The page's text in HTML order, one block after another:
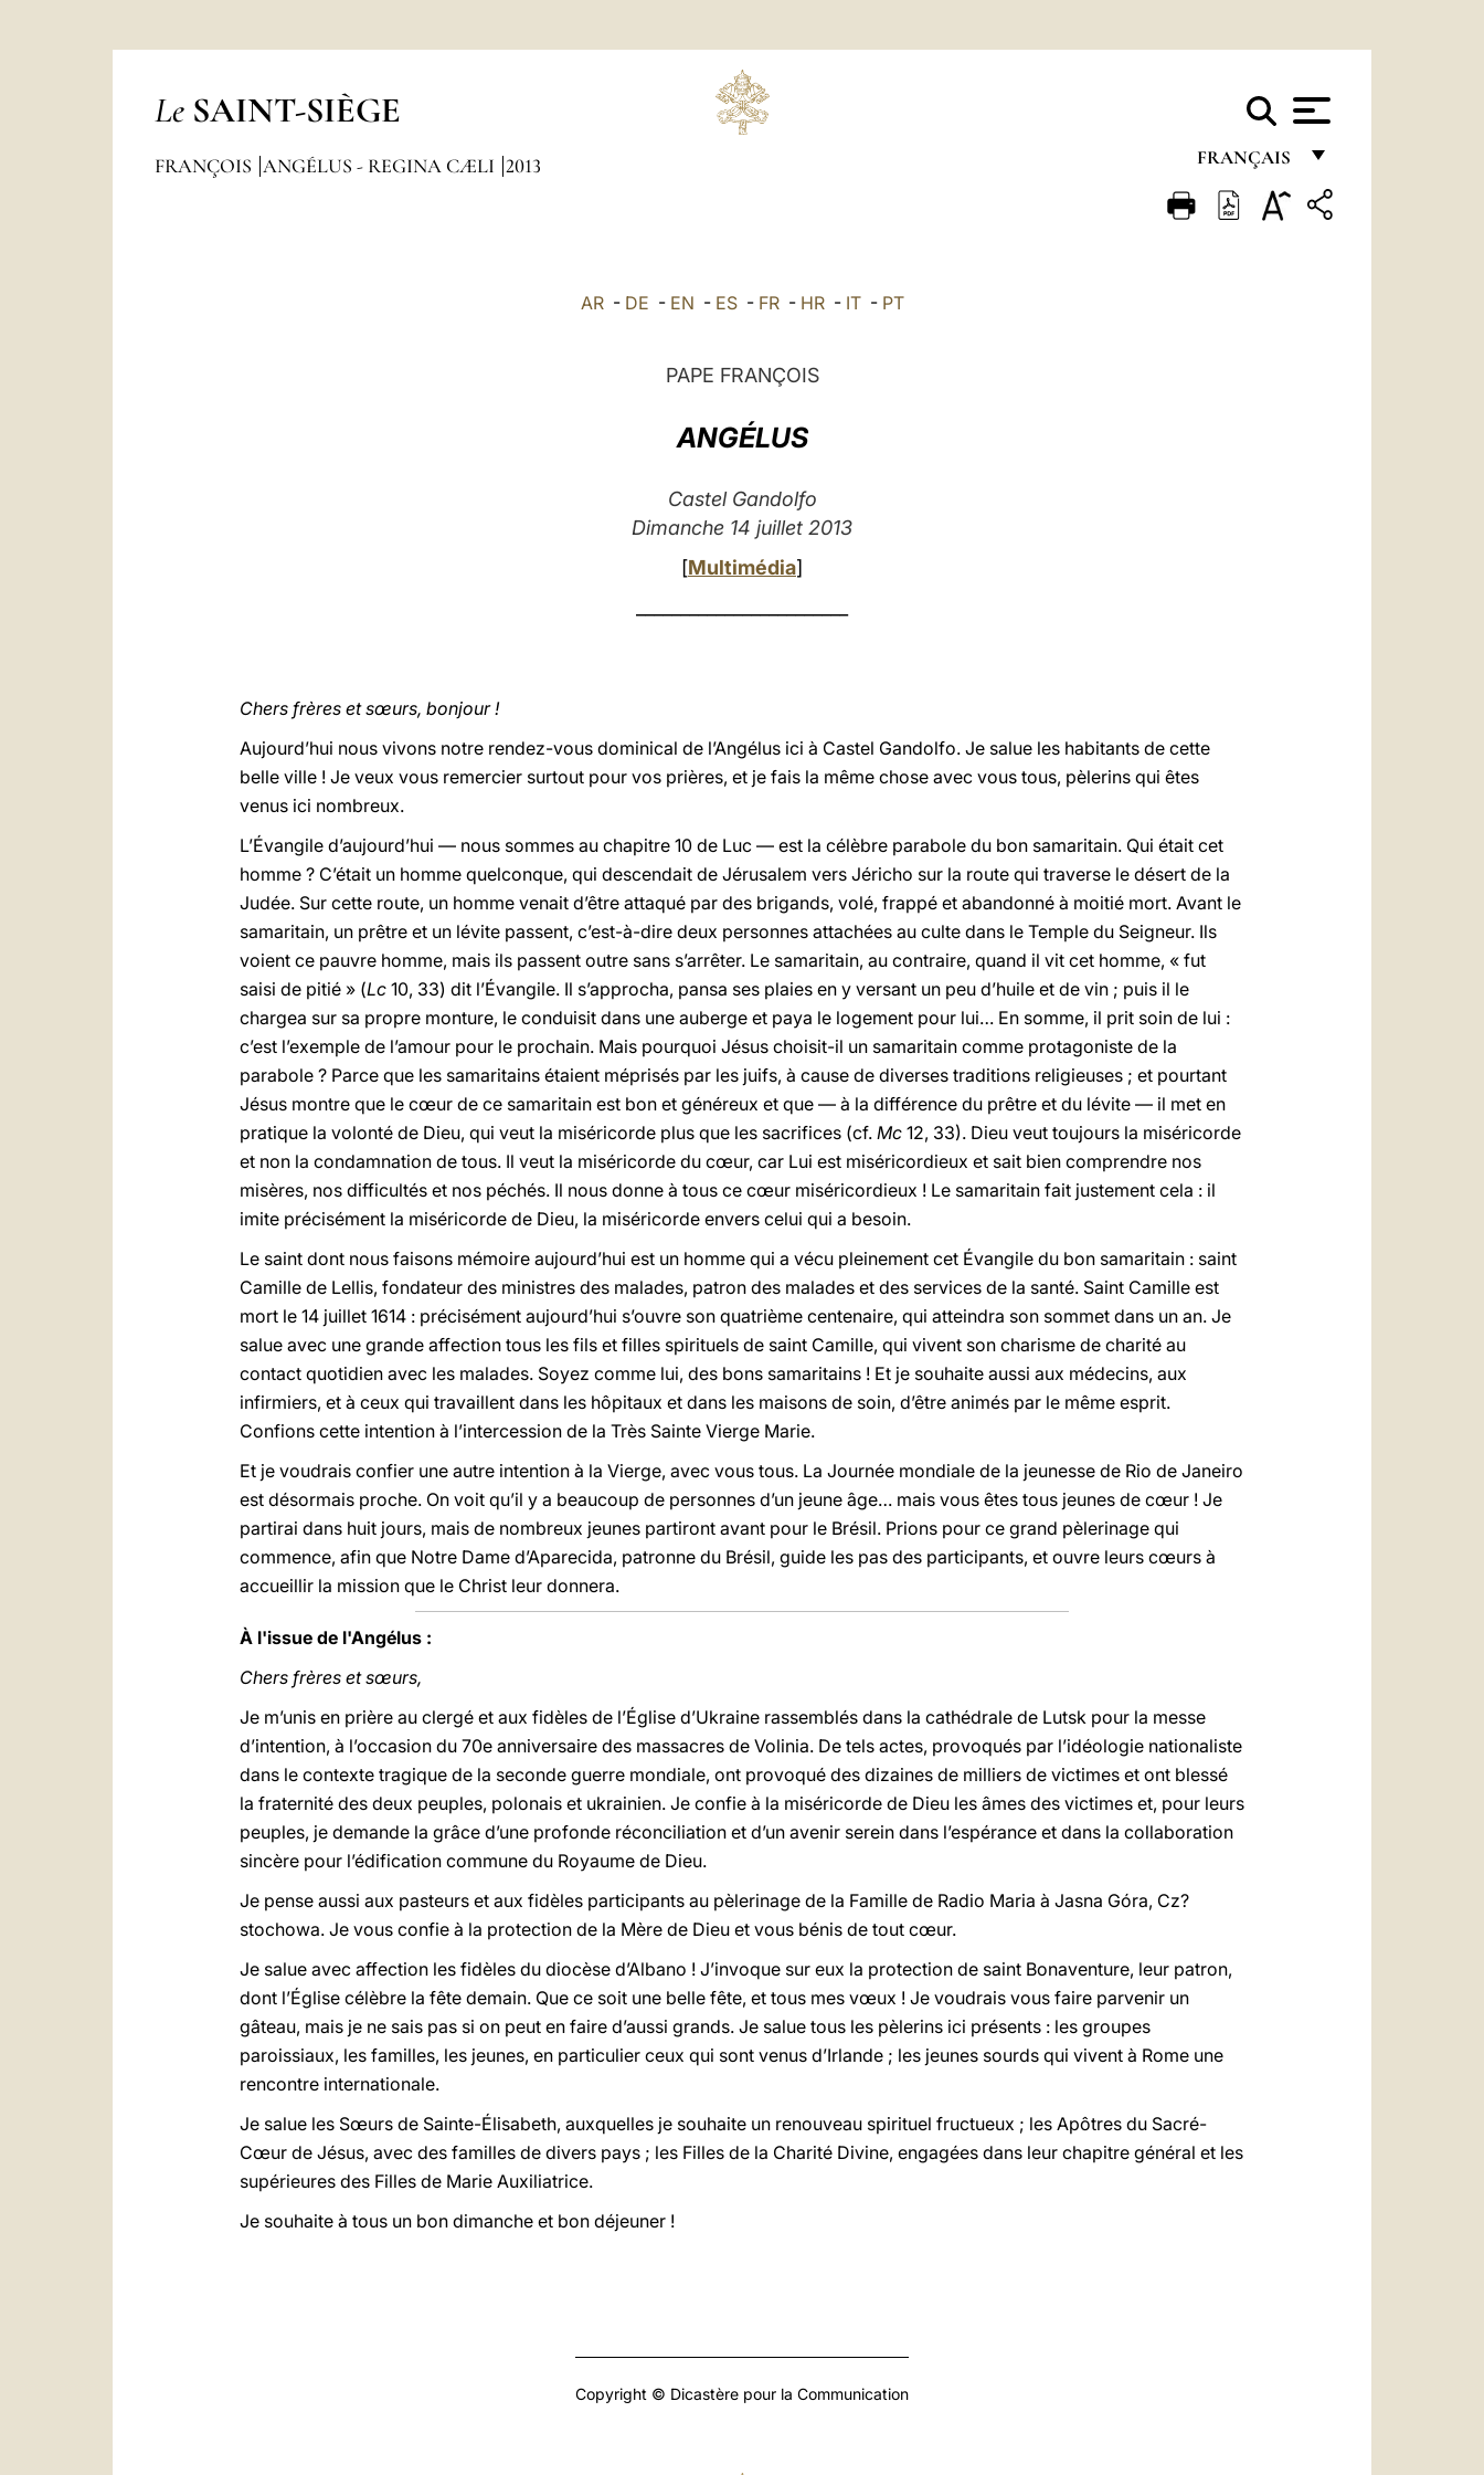
Le SAINT-SIÈGE
FRANÇAIS
FRANÇAIS
FRANÇOIS ANGÉLUS - REGINA CÆLI 2013
AR- DE - EN - ES- FR- HR- IT- PT
PAPE FRANÇOIS
ANGÉLUS
Castel Gandolfo
Dimanche 14 juillet 2013
[Multimédia]
Chers frères et sœurs, bonjour !
Aujourd’hui nous vivons notre rendez-vous dominical de l’Angélus ici à Castel Gandolfo. Je salue les habitants de cette
belle ville ! Je veux vous remercier surtout pour vos prières, et je fais la même chose avec vous tous, pèlerins qui êtes
venus ici nombreux.
L’Évangile d’aujourd’hui — nous sommes au chapitre 10 de Luc — est la célèbre parabole du bon samaritain. Qui était cet
homme ? C’était un homme quelconque, qui descendait de Jérusalem vers Jéricho sur la route qui traverse le désert de la
Judée. Sur cette route, un homme venait d’être attaqué par des brigands, volé, frappé et abandonné à moitié mort. Avant le
samaritain, un prêtre et un lévite passent, c’est-à-dire deux personnes attachées au culte dans le Temple du Seigneur. Ils
voient ce pauvre homme, mais ils passent outre sans s’arrêter. Le samaritain, au contraire, quand il vit cet homme, « fut
saisi de pitié » (Lc 10, 33) dit l’Évangile. Il s’approcha, pansa ses plaies en y versant un peu d’huile et de vin ; puis il le
chargea sur sa propre monture, le conduisit dans une auberge et paya le logement pour lui… En somme, il prit soin de lui :
c’est l’exemple de l’amour pour le prochain. Mais pourquoi Jésus choisit-il un samaritain comme protagoniste de la
parabole ? Parce que les samaritains étaient méprisés par les juifs, à cause de diverses traditions religieuses ; et pourtant
Jésus montre que le cœur de ce samaritain est bon et généreux et que — à la différence du prêtre et du lévite — il met en
pratique la volonté de Dieu, qui veut la miséricorde plus que les sacrifices (cf. Mc 12, 33). Dieu veut toujours la miséricorde
et non la condamnation de tous. Il veut la miséricorde du cœur, car Lui est miséricordieux et sait bien comprendre nos
misères, nos difficultés et nos péchés. Il nous donne à tous ce cœur miséricordieux ! Le samaritain fait justement cela : il
imite précisément la miséricorde de Dieu, la miséricorde envers celui qui a besoin.
Le saint dont nous faisons mémoire aujourd’hui est un homme qui a vécu pleinement cet Évangile du bon samaritain : saint
Camille de Lellis, fondateur des ministres des malades, patron des malades et des services de la santé. Saint Camille est
mort le 14 juillet 1614 : précisément aujourd’hui s’ouvre son quatrième centenaire, qui atteindra son sommet dans un an. Je
salue avec une grande affection tous les fils et filles spirituels de saint Camille, qui vivent son charisme de charité au
contact quotidien avec les malades. Soyez comme lui, des bons samaritains ! Et je souhaite aussi aux médecins, aux
infirmiers, et à ceux qui travaillent dans les hôpitaux et dans les maisons de soin, d’être animés par le même esprit.
Confions cette intention à l’intercession de la Très Sainte Vierge Marie.
Et je voudrais confier une autre intention à la Vierge, avec vous tous. La Journée mondiale de la jeunesse de Rio de Janeiro
est désormais proche. On voit qu’il y a beaucoup de personnes d’un jeune âge… mais vous êtes tous jeunes de cœur ! Je
partirai dans huit jours, mais de nombreux jeunes partiront avant pour le Brésil. Prions pour ce grand pèlerinage qui
commence, afin que Notre Dame d’Aparecida, patronne du Brésil, guide les pas des participants, et ouvre leurs cœurs à
accueillir la mission que le Christ leur donnera.
À l'issue de l'Angélus :
Chers frères et sœurs,
Je m’unis en prière au clergé et aux fidèles de l’Église d’Ukraine rassemblés dans la cathédrale de Lutsk pour la messe
d’intention, à l’occasion du 70e anniversaire des massacres de Volinia. De tels actes, provoqués par l’idéologie nationaliste
dans le contexte tragique de la seconde guerre mondiale, ont provoqué des dizaines de milliers de victimes et ont blessé
la fraternité des deux peuples, polonais et ukrainien. Je confie à la miséricorde de Dieu les âmes des victimes et, pour leurs
peuples, je demande la grâce d’une profonde réconciliation et d’un avenir serein dans l’espérance et dans la collaboration
sincère pour l’édification commune du Royaume de Dieu.
Je pense aussi aux pasteurs et aux fidèles participants au pèlerinage de la Famille de Radio Maria à Jasna Góra, Cz?
stochowa. Je vous confie à la protection de la Mère de Dieu et vous bénis de tout cœur.
Je salue avec affection les fidèles du diocèse d’Albano ! J’invoque sur eux la protection de saint Bonaventure, leur patron,
dont l’Église célèbre la fête demain. Que ce soit une belle fête, et tous mes vœux ! Je voudrais vous faire parvenir un
gâteau, mais je ne sais pas si on peut en faire d’aussi grands. Je salue tous les pèlerins ici présents : les groupes
paroissiaux, les familles, les jeunes, en particulier ceux qui sont venus d’Irlande ; les jeunes sourds qui vivent à Rome une
rencontre internationale.
Je salue les Sœurs de Sainte-Élisabeth, auxquelles je souhaite un renouveau spirituel fructueux ; les Apôtres du Sacré-
Cœur de Jésus, avec des familles de divers pays ; les Filles de la Charité Divine, engagées dans leur chapitre général et les
supérieures des Filles de Marie Auxiliatrice.
Je souhaite à tous un bon dimanche et bon déjeuner !
Copyright © Dicastère pour la Communication